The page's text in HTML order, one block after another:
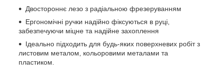
Двостороннє лезо з радіальною фрезеруванням
Ергономічні ручки надійно фіксуються в руці,
забезпечуючи міцне та надійне захоплення
Ідеально підходить для будь-яких поверхневих робіт з
листовим металом, кольоровими металами та
пластиком.